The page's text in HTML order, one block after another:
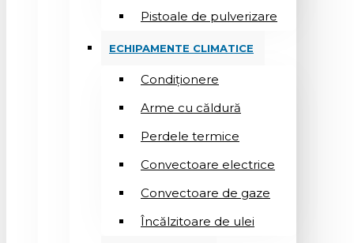
Pistoale de pulverizare
ECHIPAMENTE CLIMATICE
Condiționere
Arme cu căldură
Perdele termice
Convectoare electrice
Convectoare de gaze
Încălzitoare de ulei